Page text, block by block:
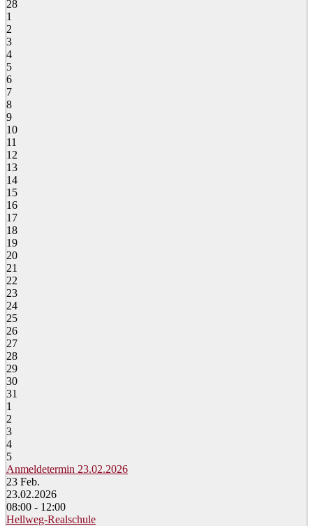
28
1
2
3
4
5
6
7
8
9
10
11
12
13
14
15
16
17
18
19
20
21
22
23
24
25
26
27
28
29
30
31
1
2
3
4
5
Anmeldetermin 23.02.2026
23 Feb.
23.02.2026
08:00 - 12:00
Hellweg-Realschule